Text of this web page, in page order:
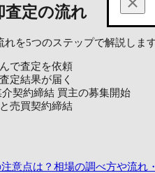
査定の流れ
を5つのステップで解説します
で査定を依頼
定結果が届く
介契約締結 買主の募集開始
売買契約締結
意点は？相場の調べ方や流れ